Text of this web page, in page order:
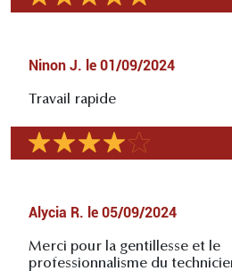
Ninon J. le 01/09/2024
Travail rapide
Alycia R. le 05/09/2024
Merci pour la gentillesse et le
professionnalisme du